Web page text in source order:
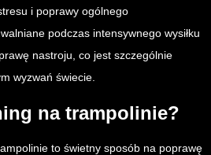
i poprawy ogólnego
podczas intensywnego wysiłku
nastroju, co jest szczególnie
wyzwań świecie.
na trampolinie?
to świetny sposób na poprawę